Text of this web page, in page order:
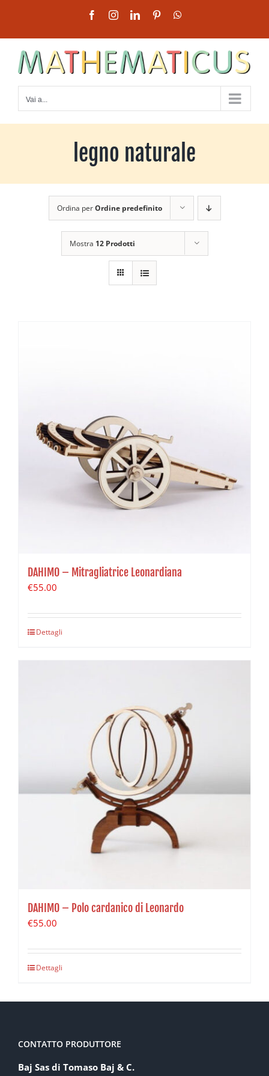
contenuto
FacebookInstagramLinkedInPinterest
Vai a...
legno naturale
Ordina perOrdine predefinito
Mostra 12 Prodotti
DAHIMO – Mitragliatrice Leonardiana
€55.00
Dettagli
DAHIMO – Polo cardanico di Leonardo
€55.00
Dettagli
CONTATTO PRODUTTORE
Baj Sas di Tomaso Baj & C.